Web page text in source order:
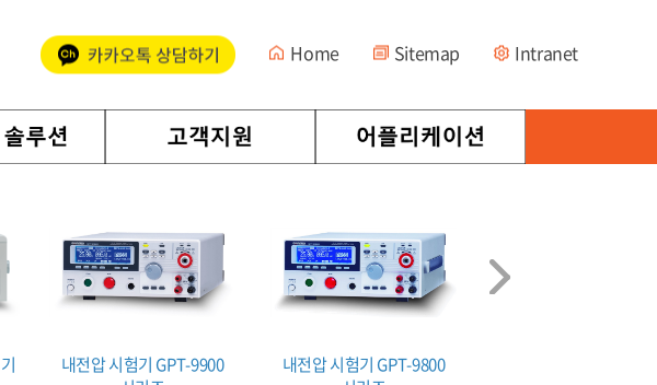
Home Sitemap Intranet
내전압 시험기 GPT-9900
내전압 시험기 GPT-9800